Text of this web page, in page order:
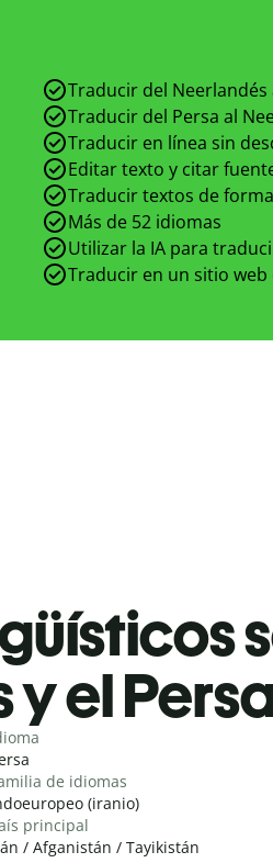
Traducir del Neerlandés
Traducir del Persa al
Traducir en línea sin
Editar texto y citar
Traducir textos de
Más de 52 idiomas
Utilizar la IA para
Traducir en un sitio
el
de idiomas
(iranio)
principal
/ Afganistán / Tayikistán